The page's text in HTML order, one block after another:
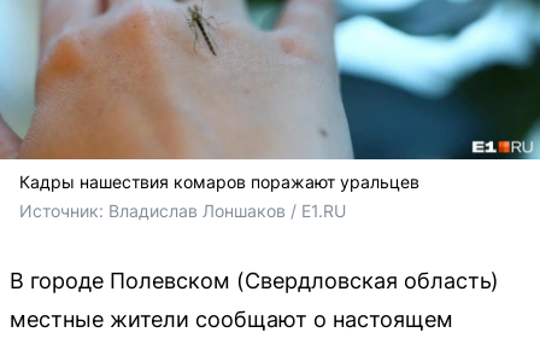
Кадры нашествия комаров поражают уральцев
Источник: Владислав Лоншаков / E1.RU
В городе Полевском (Свердловская область)
местные жители сообщают о настоящем